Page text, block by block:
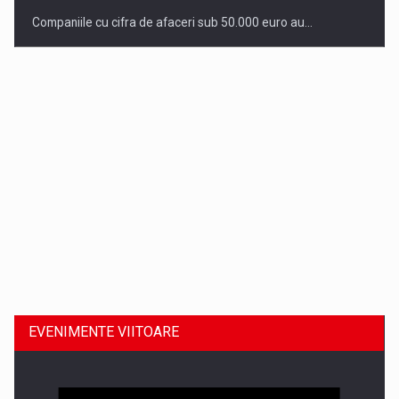
Companiile cu cifra de afaceri sub 50.000 euro au…
EVENIMENTE VIITOARE